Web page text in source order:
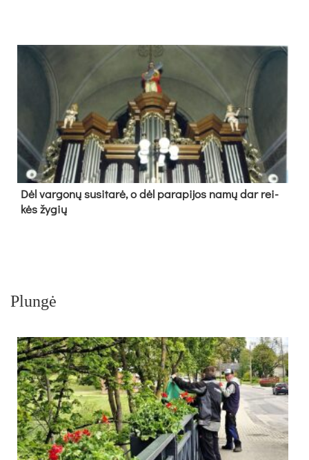
Dėl var­go­nų su­si­ta­rė, o dėl pa­ra­pi­jos na­mų dar rei­
kės žy­gių
Plungė